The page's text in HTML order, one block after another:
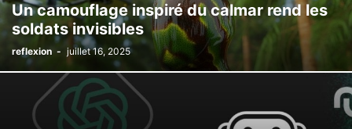
Un camouflage inspiré du calmar rend les
soldats invisibles
reflexion - juillet 16, 2025